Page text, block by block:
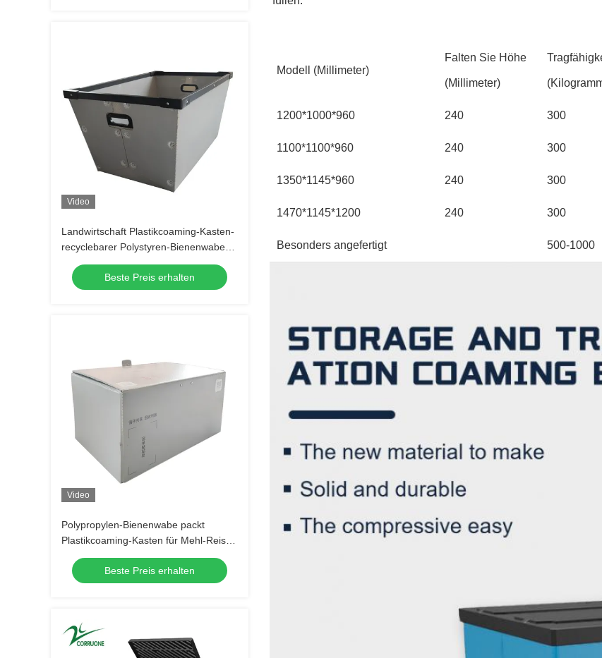
Video
Landwirtschaft Plastikcoaming-Kasten-
recyclebarer Polystyren-Bienenwaben-
Kasten
Beste Preis erhalten
Video
Polypropylen-Bienenwabe packt
Plastikcoaming-Kasten für Mehl-Reis
Beste Preis erhalten
Modell (Millimeter)
Falten Sie Höhe
(Millimeter)
1200*1000*960 240 300
1100*1100*960 240 300
1350*1145*960 240 300
1470*1145*1200 240 300
Besonders angefertigt 500-1000